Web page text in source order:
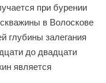
при бурении
в Волоскове
глубины залегания
до двадцати
является